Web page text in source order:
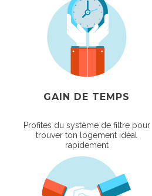
GAIN DE TEMPS
Profites du système de filtre pour
trouver ton logement idéal
rapidement